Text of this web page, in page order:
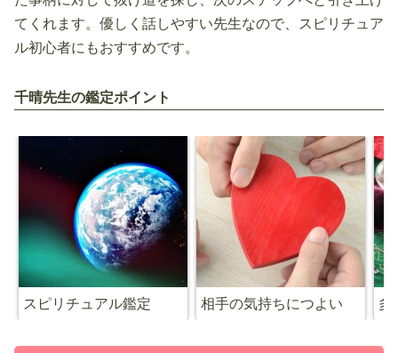
てくれます。優しく話しやすい先生なので、スピリチュア
ル初心者にもおすすめです。
千晴先生の鑑定ポイント
スピリチュアル鑑定 相手の気持ちにつよい 多